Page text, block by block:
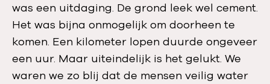
was een uitdaging. De grond leek wel cement.
Het was bijna onmogelijk om doorheen te
komen. Een kilometer lopen duurde ongeveer
een uur. Maar uiteindelijk is het gelukt. We
waren we zo blij dat de mensen veilig water